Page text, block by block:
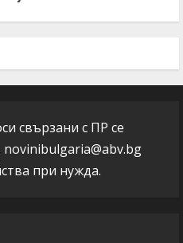
свързани с ПР се
novinibulgaria@abv.bg
при нужда.